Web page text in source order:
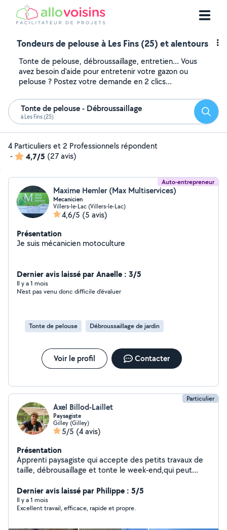
Tondeurs de pelouse à Les Fins (25) et alentours
Tonte de pelouse, débroussaillage, entretien... Vous
avez besoin d'aide pour entretenir votre gazon ou
pelouse ? Postez votre demande en 2 clics...
Tonte de pelouse - Débroussaillage
à Les Fins (25)
4 Particuliers et 2 Professionnels répondent
-
4,7/5 (27 avis)
Auto-entrepreneur
Maxime Hemler (Max Multiservices)
Mecanicien
Villers-le-Lac (Villers-le-Lac)
4,6/5 (5 avis)
Présentation
Je suis mécanicien motoculture
Dernier avis laissé par Anaelle : 3/5
Il y a 1 mois
N’est pas venu donc difficile d’évaluer
Tonte de pelouse Débroussaillage de jardin
Voir le profil Contacter
Particulier
Axel Billod-Laillet
Paysagiste
Gilley (Gilley)
5/5 (4 avis)
Présentation
Apprenti paysagiste qui accepte des petits travaux de
taille, débrousaillage et tonte le week-end,qui peut
motivé,sérieux et expérimenté faite appel à moi en cas
de besoin.
Dernier avis laissé par Philippe : 5/5
Il y a 1 mois
Excellent travail, efficace, rapide et propre.